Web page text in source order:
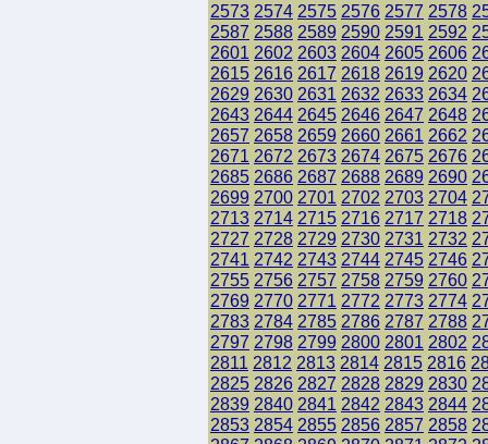
2573 2574 2575 2576 2577 2578
2587 2588 2589 2590 2591 2592
2601 2602 2603 2604 2605 2606
2615 2616 2617 2618 2619 2620
2629 2630 2631 2632 2633 2634
2643 2644 2645 2646 2647 2648
2657 2658 2659 2660 2661 2662
2671 2672 2673 2674 2675 2676
2685 2686 2687 2688 2689 2690
2699 2700 2701 2702 2703 2704
2713 2714 2715 2716 2717 2718
2727 2728 2729 2730 2731 2732
2741 2742 2743 2744 2745 2746
2755 2756 2757 2758 2759 2760
2769 2770 2771 2772 2773 2774
2783 2784 2785 2786 2787 2788
2797 2798 2799 2800 2801 2802
2811 2812 2813 2814 2815 2816
2825 2826 2827 2828 2829 2830
2839 2840 2841 2842 2843 2844
2853 2854 2855 2856 2857 2858